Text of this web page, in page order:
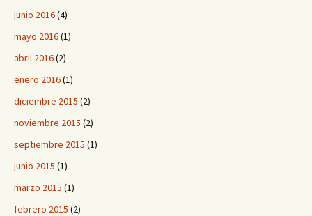
junio 2016(4)
mayo 2016(1)
abril 2016(2)
enero 2016(1)
diciembre 2015 (2)
noviembre 2015 (2)
septiembre 2015 (1)
junio 2015 (1)
marzo 2015 (1)
febrero 2015 (2)